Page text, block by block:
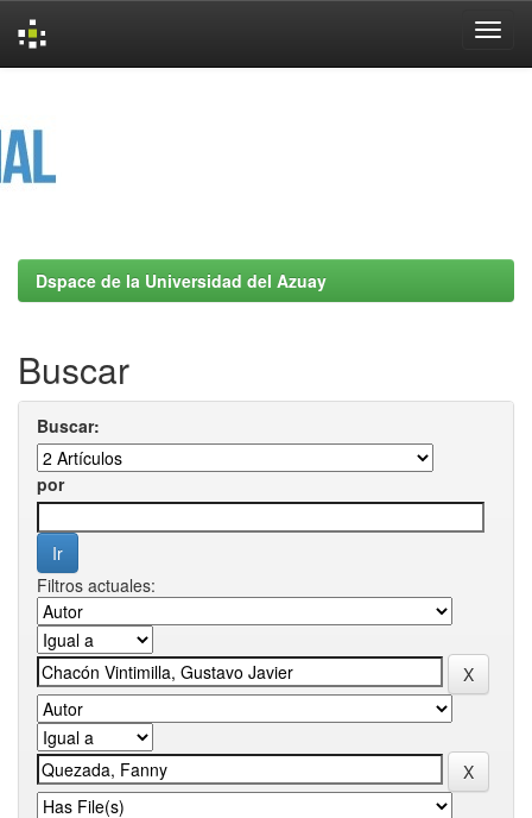
Dspace de la Universidad del Azuay
Buscar
Buscar:
por
Filtros actuales: